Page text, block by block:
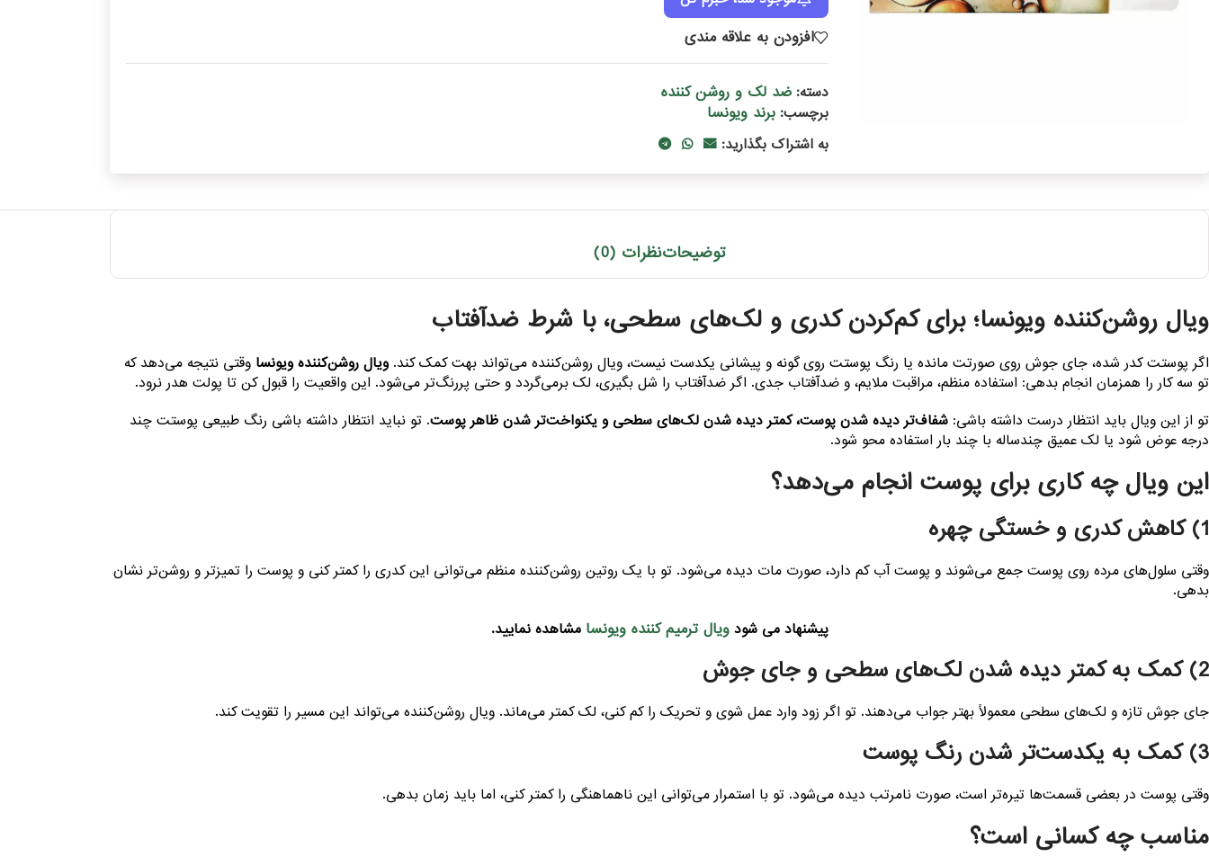
افزودن به علاقه مندی
دسته: ضد لک و روشن کننده
برچسب: برند ویونسا
به اشتراک بگذارید:
توضیحاتنظرات (0)
ویال روشن‌کننده ویونسا؛ برای کم‌کردن کدری و لک‌های سطحی، با شرط ضدآفتاب
اگر پوستت کدر شده، جای جوش روی صورتت مانده یا رنگ پوستت روی گونه و پیشانی یکدست نیست، ویال روشن‌کننده می‌تواند بهت کمک کند.ویال روشن‌کننده ویونسا وقتی نتیجه می‌دهد که
تو سه کار را همزمان انجام بدهی: استفاده منظم، مراقبت ملایم، و ضدآفتاب جدی. اگر ضدآفتاب را شل بگیری، لک برمی‌گردد و حتی پررنگ‌تر می‌شود. این واقعیت را قبول کن تا پولت هدر نرود.
تو از این ویال باید انتظار درست داشته باشی: شفاف‌تر دیده شدن پوست، کمتر دیده شدن لک‌های سطحی و یکنواخت‌تر شدن ظاهر پوست. تو نباید انتظار داشته باشی رنگ طبیعی پوستت چند
درجه عوض شود یا لک عمیق چندساله با چند بار استفاده محو شود.
این ویال چه کاری برای پوست انجام می‌دهد؟
1) کاهش کدری و خستگی چهره
وقتی سلول‌های مرده روی پوست جمع می‌شوند و پوست آب کم دارد، صورت مات دیده می‌شود. تو با یک روتین روشن‌کننده منظم می‌توانی این کدری را کمتر کنی و پوست را تمیزتر و روشن‌تر نشان
بدهی.
پیشنهاد می شودويال ترمیم کننده ویونسا مشاهده نمایید.
2) کمک به کمتر دیده شدن لک‌های سطحی و جای جوش
جای جوش تازه و لک‌های سطحی معمولاً بهتر جواب می‌دهند. تو اگر زود وارد عمل شوی و تحریک را کم کنی، لک کمتر می‌ماند. ویال روشن‌کننده می‌تواند این مسیر را تقویت کند.
3) کمک به یکدست‌تر شدن رنگ پوست
وقتی پوست در بعضی قسمت‌ها تیره‌تر است، صورت نامرتب دیده می‌شود. تو با استمرار می‌توانی این ناهماهنگی را کمتر کنی، اما باید زمان بدهی.
مناسب چه کسانی است؟